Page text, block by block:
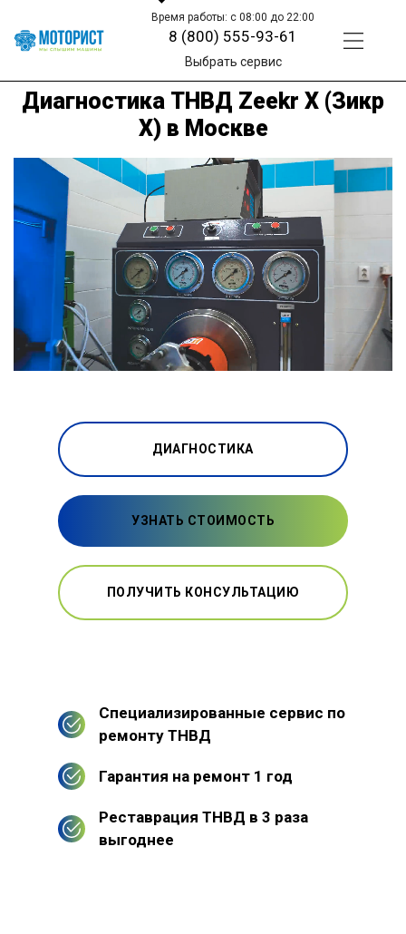
Время работы: с 08:00 до 22:00
8 (800) 555-93-61
Выбрать сервис
Диагностика ТНВД Zeekr X (Зикр
Х) в Москве
ДИАГНОСТИКА
УЗНАТЬ СТОИМОСТЬ
ПОЛУЧИТЬ КОНСУЛЬТАЦИЮ
Специализированные сервис по
ремонту ТНВД
Гарантия на ремонт 1 год
Реставрация ТНВД в 3 раза
выгоднее